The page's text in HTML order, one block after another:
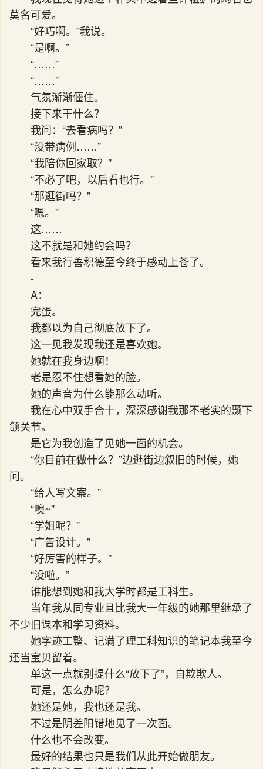
莫名可爱。
“好巧啊。”我说。
“是啊。”
“……”
“……”
气氛渐渐僵住。
接下来干什么？
我问：“去看病吗？”
“没带病例……”
“我陪你回家取？”
“不必了吧，以后看也行。”
“那逛街吗？”
“嗯。”
这……
这不就是和她约会吗？
看来我行善积德至今终于感动上苍了。
-
A：
完蛋。
我都以为自己彻底放下了。
这一见我发现我还是喜欢她。
她就在我身边啊！
老是忍不住想看她的脸。
她的声音为什么能那么动听。
我在心中双手合十，深深感谢我那不老实的颞下
颌关节。
是它为我创造了见她一面的机会。
“你目前在做什么？”边逛街边叙旧的时候，她
问。
“给人写文案。”
“噢~”
“学姐呢？”
“广告设计。”
“好厉害的样子。”
“没啦。”
谁能想到她和我大学时都是工科生。
当年我从同专业且比我大一年级的她那里继承了
不少旧课本和学习资料。
她字迹工整、记满了理工科知识的笔记本我至今
还当宝贝留着。
单这一点就别提什么“放下了”，自欺欺人。
可是，怎么办呢？
她还是她，我也还是我。
不过是阴差阳错地见了一次面。
什么也不会改变。
最好的结果也只是我们从此开始做朋友。